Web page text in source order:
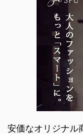
安価なオリジナル